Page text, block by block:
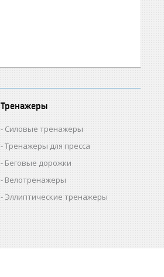
Тренажеры
Силовые тренажеры
Тренажеры для пресса
Беговые дорожки
Велотренажеры
Эллиптические тренажеры